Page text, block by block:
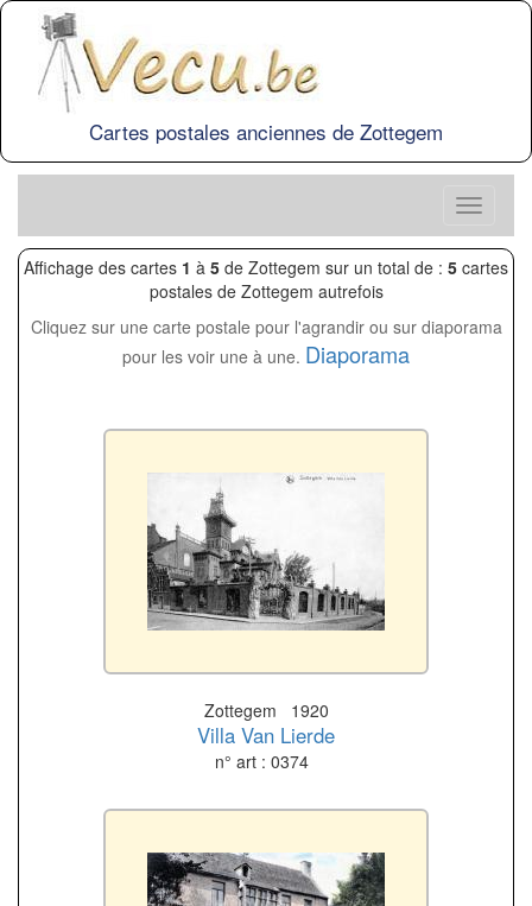
Cartes postales anciennes de Zottegem
Affichage des cartes 1 à 5 de Zottegem sur un total de : 5 cartes
postales de Zottegem autrefois
Cliquez sur une carte postale pour l'agrandir ou sur diaporama
pour les voir une à une. Diaporama
Zottegem 1920
Villa Van Lierde
n° art : 0374